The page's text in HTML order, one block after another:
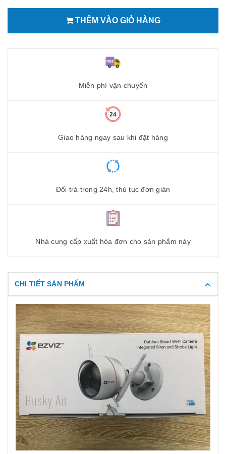
THÊM VÀO GIỎ HÀNG
Miễn phí vận chuyển
Giao hàng ngay sau khi đặt hàng
Đổi trả trong 24h, thủ tục đơn giản
Nhà cung cấp xuất hóa đơn cho sản phẩm này
CHI TIẾT SẢN PHẨM